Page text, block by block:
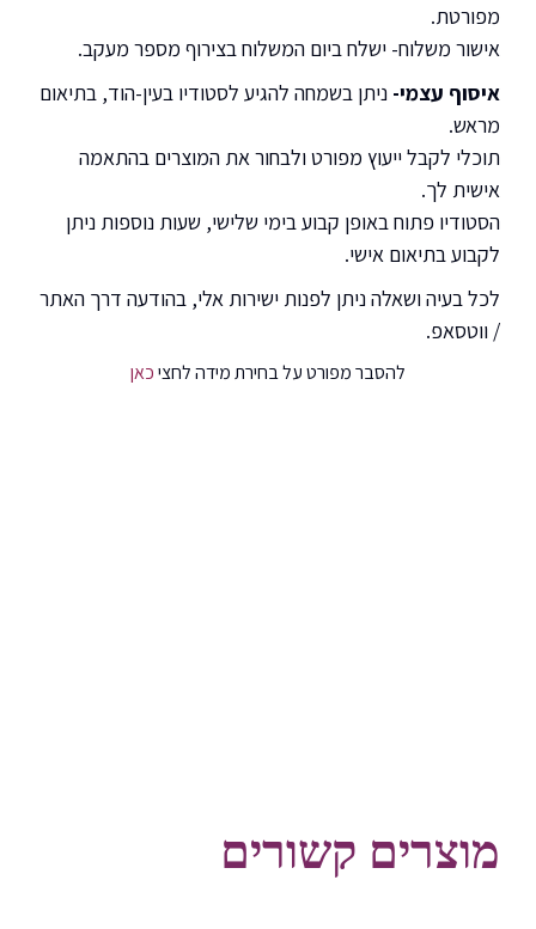
מפורטת.
אישור משלוח- ישלח ביום המשלוח בצירוף מספר מעקב.
איסוף עצמי- ניתן בשמחה להגיע לסטודיו בעין-הוד, בתיאום
מראש.
תוכלי לקבל ייעוץ מפורט ולבחור את המוצרים בהתאמה
אישית לך.
הסטודיו פתוח באופן קבוע בימי שלישי, שעות נוספות ניתן
לקבוע בתיאום אישי.
לכל בעיה ושאלה ניתן לפנות ישירות אלי, בהודעה דרך האתר
/ ווטסאפ.
להסבר מפורט על בחירת מידה לחציכאן
מוצרים קשורים